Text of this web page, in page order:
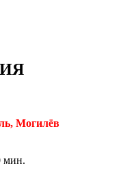
Могилёв
мин.